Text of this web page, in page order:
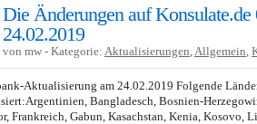
Die Änderungen auf Konsulate.de
24.02.2019
von mw - Kategorie: Aktualisierungen,Allgemein,
Aktualisierung am 24.02.2019 Folgende
Bangladesch, Bosnien-
Frankreich, Gabun, Kasachstan, Kenia, Kosovo,